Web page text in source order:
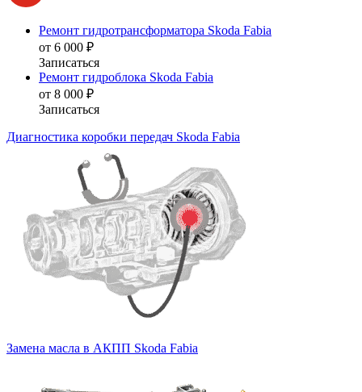
Ремонт гидротрансформатора Skoda Fabia
от 6 000 ₽
Записаться
Ремонт гидроблока Skoda Fabia
от 8 000 ₽
Записаться
Диагностика коробки передач Skoda Fabia
Замена масла в АКПП Skoda Fabia